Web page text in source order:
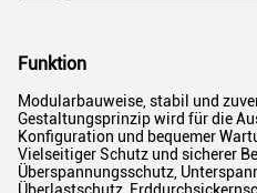
Funktion
Modularbauweise, stabil und
Gestaltungsprinzip wird für die
Konfiguration und bequemer
Vielseitiger Schutz und sicherer
Überspannungsschutz,